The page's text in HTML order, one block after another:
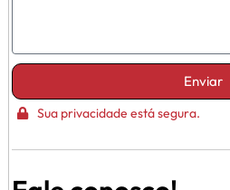
Enviar
Sua privacidade está segura.